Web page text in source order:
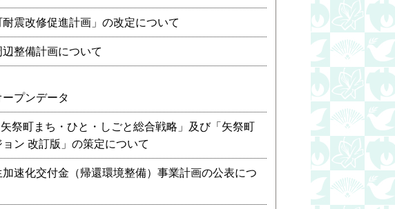
耐震改修促進計画」の改定について
整備計画について
プンデータ
矢祭町まち・ひと・しごと総合戦略」及び「矢祭町
ョン 改訂版」の策定について
速化交付金（帰還環境整備）事業計画の公表につ